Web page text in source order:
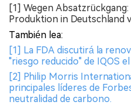
[1] Wegen
Produktion in Deutschland
También lea:
[1] La FDA discutirá la
"riesgo reducido" de IQOS
[2] Philip Morris
principales líderes de
neutralidad de carbono.